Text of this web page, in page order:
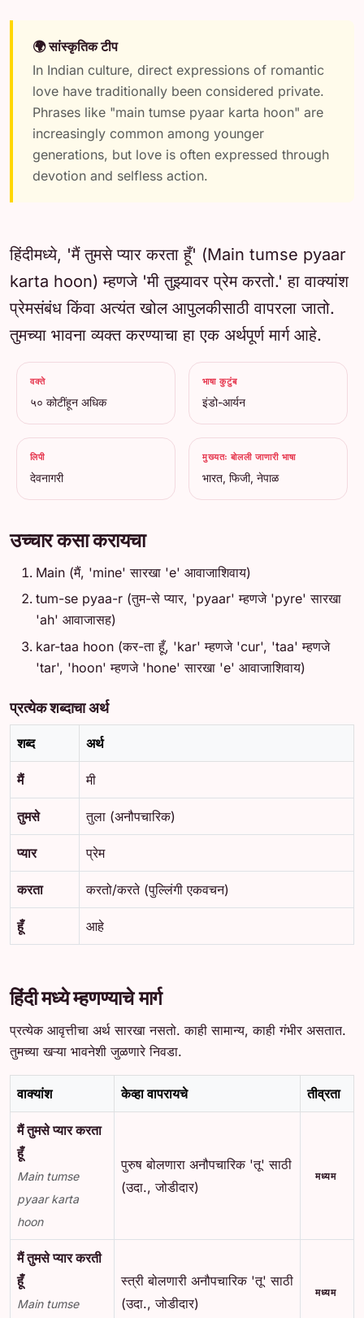
🌍 सांस्कृतिक टीप
In Indian culture, direct expressions of romantic
love have traditionally been considered private.
Phrases like "main tumse pyaar karta hoon" are
increasingly common among younger
generations, but love is often expressed through
devotion and selfless action.
हिंदीमध्ये, 'मैं तुमसे प्यार करता हूँ' (Main tumse pyaar
karta hoon) म्हणजे 'मी तुझ्यावर प्रेम करतो.' हा वाक्यांश
प्रेमसंबंध किंवा अत्यंत खोल आपुलकीसाठी वापरला जातो.
तुमच्या भावना व्यक्त करण्याचा हा एक अर्थपूर्ण मार्ग आहे.
वक्ते
५० कोटींहून अधिक
भाषा कुटुंब
इंडो-आर्यन
लिपी
देवनागरी
मुख्यतः बोलली जाणारी भाषा
भारत, फिजी, नेपाळ
उच्चार कसा करायचा
Main (मैं, 'mine' सारखा 'e' आवाजाशिवाय)
tum-se pyaa-r (तुम-से प्यार, 'pyaar' म्हणजे 'pyre' सारखा
'ah' आवाजासह)
kar-taa hoon (कर-ता हूँ, 'kar' म्हणजे 'cur', 'taa' म्हणजे
'tar', 'hoon' म्हणजे 'hone' सारखा 'e' आवाजाशिवाय)
प्रत्येक शब्दाचा अर्थ
शब्द अर्थ
मैं मी
तुमसे तुला (अनौपचारिक)
प्यार प्रेम
करता करतो/करते (पुल्लिंगी एकवचन)
हूँ आहे
हिंदी मध्ये म्हणण्याचे मार्ग
प्रत्येक आवृत्तीचा अर्थ सारखा नसतो. काही सामान्य, काही गंभीर असतात.
तुमच्या खऱ्या भावनेशी जुळणारे निवडा.
वाक्यांश केव्हा वापरायचे तीव्रता
मैं तुमसे प्यार करता
हूँ
Main tumse
pyaar karta
hoon
पुरुष बोलणारा अनौपचारिक 'तू' साठी
(उदा., जोडीदार)
मध्यम
मैं तुमसे प्यार करती
हूँ
Main tumse
स्त्री बोलणारी अनौपचारिक 'तू' साठी
(उदा., जोडीदार)
मध्यम